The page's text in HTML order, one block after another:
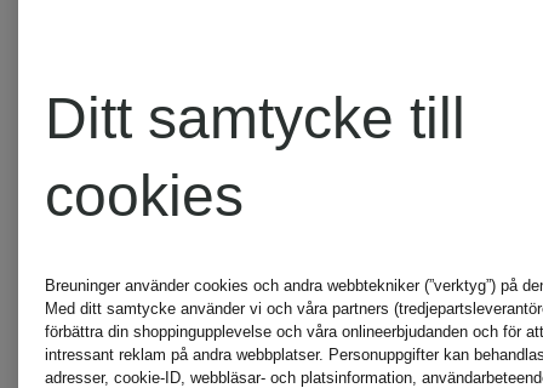
comma
Marlene-
byxor i
Marlene-
byxor
Ditt samtycke till
cookies
Breuninger använder cookies och andra webbtekniker (”verktyg”) på
Med ditt samtycke använder vi och våra partners
förbättra din shoppingupplevelse och våra onlineerbjudanden och för
intressant reklam på andra webbplatser. Personuppgifter kan
adresser, cookie-ID, webbläsar- och platsinformation,